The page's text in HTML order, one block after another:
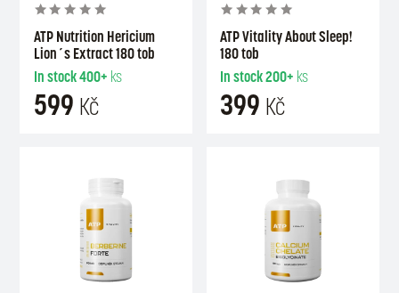
ATP Nutrition Hericium
Lion´s Extract 180 tob
In stock400+ ks
599 Kč
ATP Vitality About Sleep!
180 tob
In stock200+ ks
399 Kč